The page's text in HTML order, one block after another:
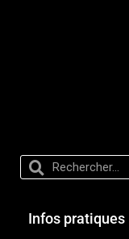
Infos pratiques